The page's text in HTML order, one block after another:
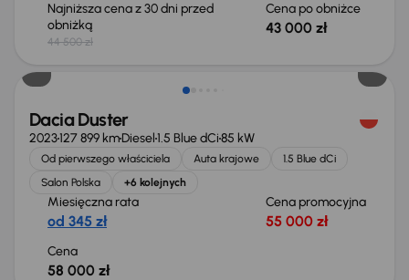
Najniższa cena z 30 dni przed
obniżką
44 500 zł
Cena po obniżce
43 000 zł
Możliwość odliczenia VAT
Dacia Duster
2023127 899 kmDiesel1.5 Blue dCi85 kW
Od pierwszego właściciela Auta krajowe
1.5 Blue dCi
Salon Polska
+6 kolejnych
Miesięczna rata
od 345 zł
Cena promocyjna
55 000 zł
Cena
58 000 zł